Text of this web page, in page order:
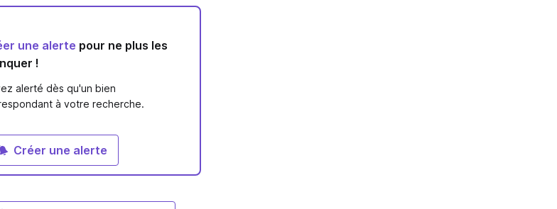
une alerte pour ne plus les
!
alerté dès qu'un bien
à votre recherche.
Créer une alerte